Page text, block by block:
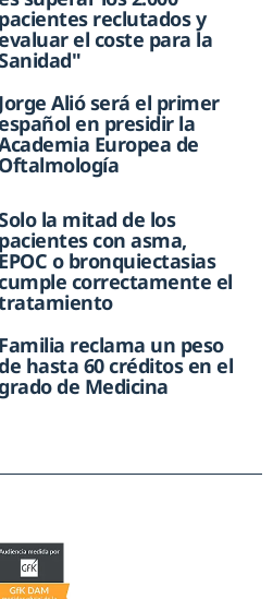
pacientes reclutados y
el coste para la
Jorge Alió será el primer
en presidir la
Europea de
Oftalmología
la mitad de los
pacientes con asma,
EPOC o bronquiectasias
correctamente el
Familia reclama un peso
hasta 60 créditos en el
de Medicina